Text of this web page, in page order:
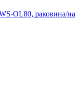
OL80, раковина/на